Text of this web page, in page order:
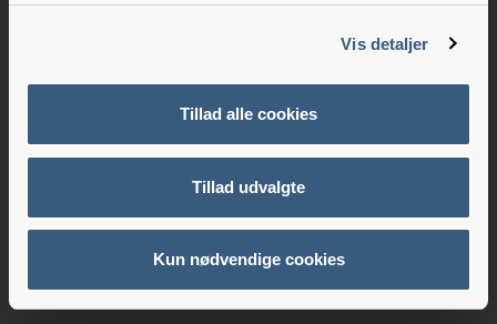
Vis detaljer
Tillad alle cookies
Tillad udvalgte
Kun nødvendige cookies